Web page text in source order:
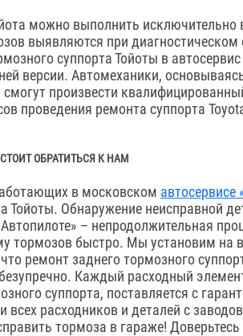
можно выполнить исключительно
выявляются при диагностическом
суппорта Тойоты в автосервис
версии. Автомеханики,
произвести
проведения ремонта суппорта
ОБРАТИТЬСЯ К НАМ
в московском автосервисе
Тойоты. Обнаружение неисправной
– непродолжительная
тормозов быстро. Мы установим на
ремонт заднего тормозного
Каждый расходный
суппорта, поставляется с
расходников и деталей с
тормоза в гараже!